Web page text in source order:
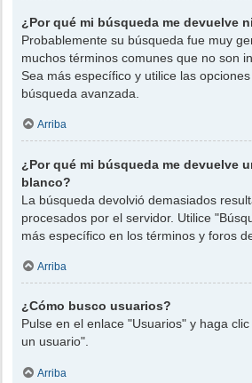
¿Por qué mi búsqueda me devuelve
Probablemente su búsqueda fue muy
muchos términos comunes que no son
Sea más específico y utilice las
búsqueda avanzada.
Arriba
¿Por qué mi búsqueda me devuelve
blanco?
La búsqueda devolvió demasiados
procesados por el servidor. Utilice
más específico en los términos y foros
Arriba
¿Cómo busco usuarios?
Pulse en el enlace "Usuarios" y haga
un usuario".
Arriba